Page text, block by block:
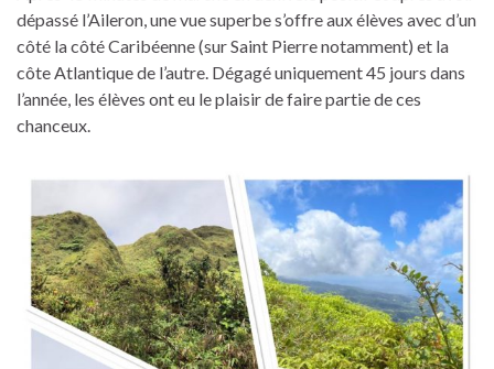
dépassé l’Aileron, une vue superbe s’offre aux élèves avec d’un
côté la côté Caribéenne (sur Saint Pierre notamment) et la
côte Atlantique de l’autre. Dégagé uniquement 45 jours dans
l’année, les élèves ont eu le plaisir de faire partie de ces
chanceux.